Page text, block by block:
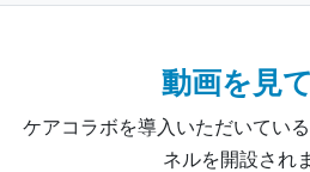
動画を見
ケアコラボを導入いただいてい
ネルを開設され